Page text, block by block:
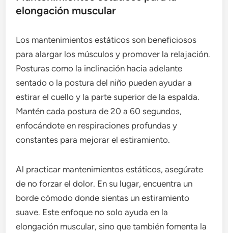
elongación muscular
Los mantenimientos estáticos son beneficiosos
para alargar los músculos y promover la relajación.
Posturas como la inclinación hacia adelante
sentado o la postura del niño pueden ayudar a
estirar el cuello y la parte superior de la espalda.
Mantén cada postura de 20 a 60 segundos,
enfocándote en respiraciones profundas y
constantes para mejorar el estiramiento.
Al practicar mantenimientos estáticos, asegúrate
de no forzar el dolor. En su lugar, encuentra un
borde cómodo donde sientas un estiramiento
suave. Este enfoque no solo ayuda en la
elongación muscular, sino que también fomenta la